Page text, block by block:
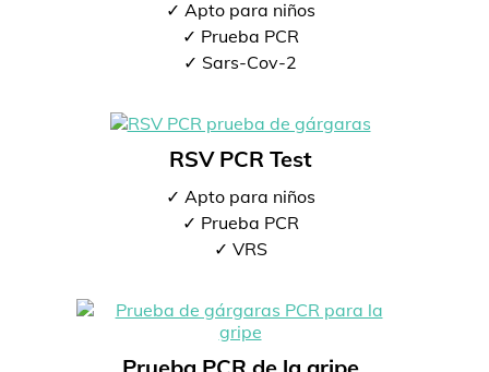
✓ Apto para niños
✓ Prueba PCR
✓ Sars-Cov-2
RSV PCR Test
✓ Apto para niños
✓ Prueba PCR
✓ VRS